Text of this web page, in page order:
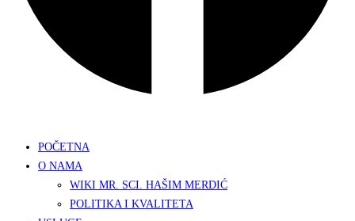
POČETNA
O NAMA
WIKI MR. SCI. HAŠIM MERDIĆ
POLITIKA I KVALITETA